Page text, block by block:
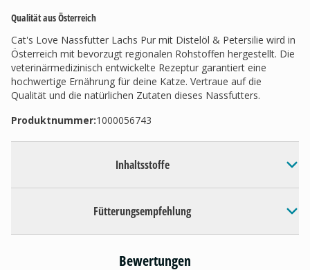
Qualität aus Österreich
Cat's Love Nassfutter Lachs Pur mit Distelöl & Petersilie wird in
Österreich mit bevorzugt regionalen Rohstoffen hergestellt. Die
veterinärmedizinisch entwickelte Rezeptur garantiert eine
hochwertige Ernährung für deine Katze. Vertraue auf die
Qualität und die natürlichen Zutaten dieses Nassfutters.
Produktnummer:1000056743
Inhaltsstoffe
Fütterungsempfehlung
Bewertungen